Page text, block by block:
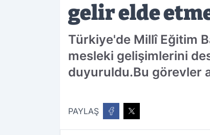
gelir elde
Türkiye'de Millî Eğitim
mesleki gelişimlerini
duyuruldu.Bu görevler
PAYLAŞ